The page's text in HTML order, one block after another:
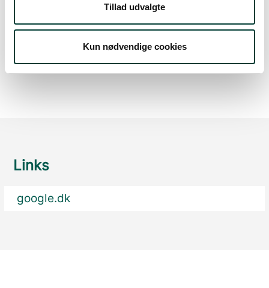
Tillad udvalgte
Kun nødvendige cookies
Tirs. 11.Aug
17°9° spredt skydække
Links
google.dk